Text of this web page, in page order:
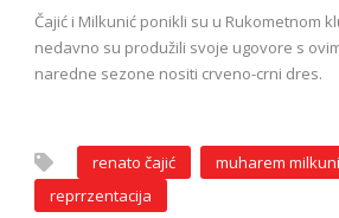
Čajić i Milkunić ponikli su u Rukometnom
nedavno su produžili svoje ugovore s
naredne sezone nositi crveno-crni dres.
renato čajić
muharem
reprrzentacija